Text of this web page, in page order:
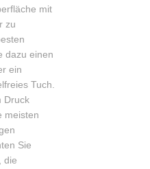
mit
zu
dazu einen
ein
Tuch.
Druck
meisten
Sie
die